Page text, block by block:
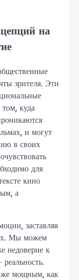
на
зрителя. Эти
куда
и могут
в своих
для
кино
а
заставляя
Мы можем
недоверие к
же мощным, как